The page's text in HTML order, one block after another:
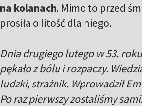
na kolanach. Mimo to przed
prosiła o litość dla niego.
Dnia drugiego lutego w 53.
pękało z bólu i rozpaczy.
ludzki, strażnik. Wprowadził
Po raz pierwszy zostaliśmy